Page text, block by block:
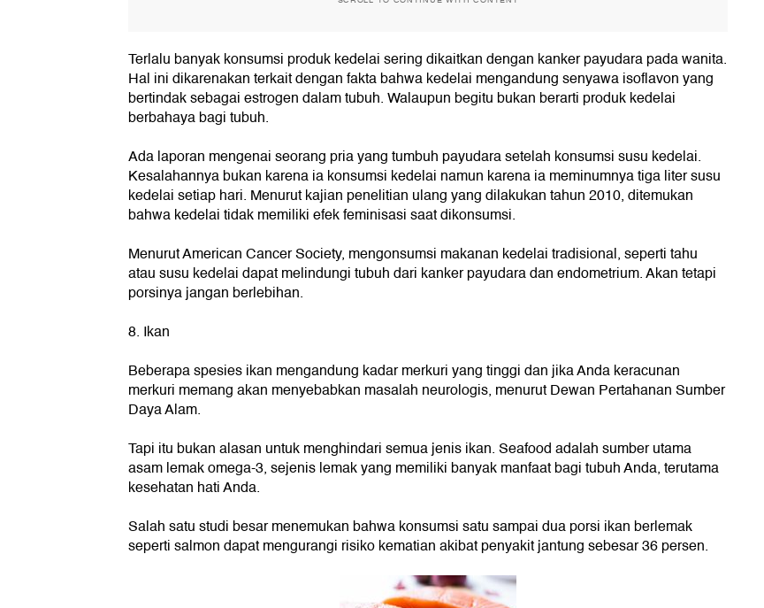
Terlalu banyak konsumsi produk kedelai sering dikaitkan dengan kanker payudara pada wanita.
Hal ini dikarenakan terkait dengan fakta bahwa kedelai mengandung senyawa isoflavon yang
bertindak sebagai estrogen dalam tubuh. Walaupun begitu bukan berarti produk kedelai
berbahaya bagi tubuh.
Ada laporan mengenai seorang pria yang tumbuh payudara setelah konsumsi susu kedelai.
Kesalahannya bukan karena ia konsumsi kedelai namun karena ia meminumnya tiga liter susu
kedelai setiap hari. Menurut kajian penelitian ulang yang dilakukan tahun 2010, ditemukan
bahwa kedelai tidak memiliki efek feminisasi saat dikonsumsi.
Menurut American Cancer Society, mengonsumsi makanan kedelai tradisional, seperti tahu
atau susu kedelai dapat melindungi tubuh dari kanker payudara dan endometrium. Akan tetapi
porsinya jangan berlebihan.
8. Ikan
Beberapa spesies ikan mengandung kadar merkuri yang tinggi dan jika Anda keracunan
merkuri memang akan menyebabkan masalah neurologis, menurut Dewan Pertahanan Sumber
Daya Alam.
Tapi itu bukan alasan untuk menghindari semua jenis ikan. Seafood adalah sumber utama
asam lemak omega-3, sejenis lemak yang memiliki banyak manfaat bagi tubuh Anda, terutama
kesehatan hati Anda.
Salah satu studi besar menemukan bahwa konsumsi satu sampai dua porsi ikan berlemak
seperti salmon dapat mengurangi risiko kematian akibat penyakit jantung sebesar 36 persen.